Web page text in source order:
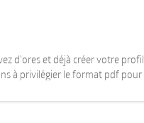
d'ores et déjà créer votre profil
à privilégier le format pdf pour